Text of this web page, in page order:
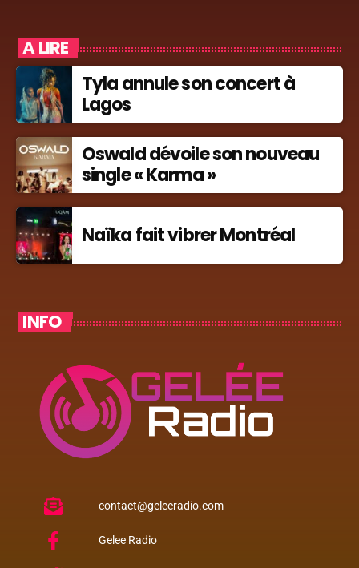
A LIRE
Tyla annule son concert à
Lagos
Oswald dévoile son nouveau
single « Karma »
Naïka fait vibrer Montréal
INFO
contact@geleeradio.com
Gelee Radio